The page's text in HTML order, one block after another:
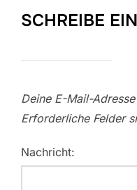
SCHREIBE
Deine E-Mail-
Erforderliche Felder
Nachricht: